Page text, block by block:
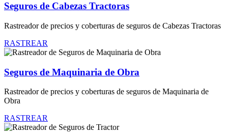
Seguros de Cabezas Tractoras
Rastreador de precios y coberturas de seguros de Cabezas Tractoras
RASTREAR
Seguros de Maquinaria de Obra
Rastreador de precios y coberturas de seguros de Maquinaria de
Obra
RASTREAR